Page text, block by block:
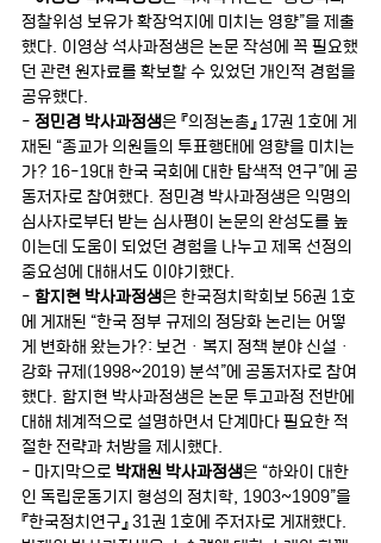
정찰위성 보유가 확장억지에 미치는 영향”을 제출
했다. 이영상 석사과정생은 논문 작성에 꼭 필요했
던 관련 원자료를 확보할 수 있었던 개인적 경험을
공유했다.
- 정민경 박사과정생은 『의정논총』 17권 1호에 게
재된 “종교가 의원들의 투표행태에 영향을 미치는
가? 16-19대 한국 국회에 대한 탐색적 연구”에 공
동저자로 참여했다. 정민경 박사과정생은 익명의
심사자로부터 받는 심사평이 논문의 완성도를 높
이는데 도움이 되었던 경험을 나누고 제목 선정의
중요성에 대해서도 이야기했다.
- 함지현 박사과정생은 한국정치학회보 56권 1호
에 게재된 “한국 정부 규제의 정당화 논리는 어떻
게 변화해 왔는가?: 보건ㆍ복지 정책 분야 신설ㆍ
강화 규제(1998~2019) 분석”에 공동저자로 참여
했다. 함지현 박사과정생은 논문 투고과정 전반에
대해 체계적으로 설명하면서 단계마다 필요한 적
절한 전략과 처방을 제시했다.
- 마지막으로 박재원 박사과정생은 “하와이 대한
인 독립운동기지 형성의 정치학, 1903~1909”을
『한국정치연구』 31권 1호에 주저자로 게재했다.